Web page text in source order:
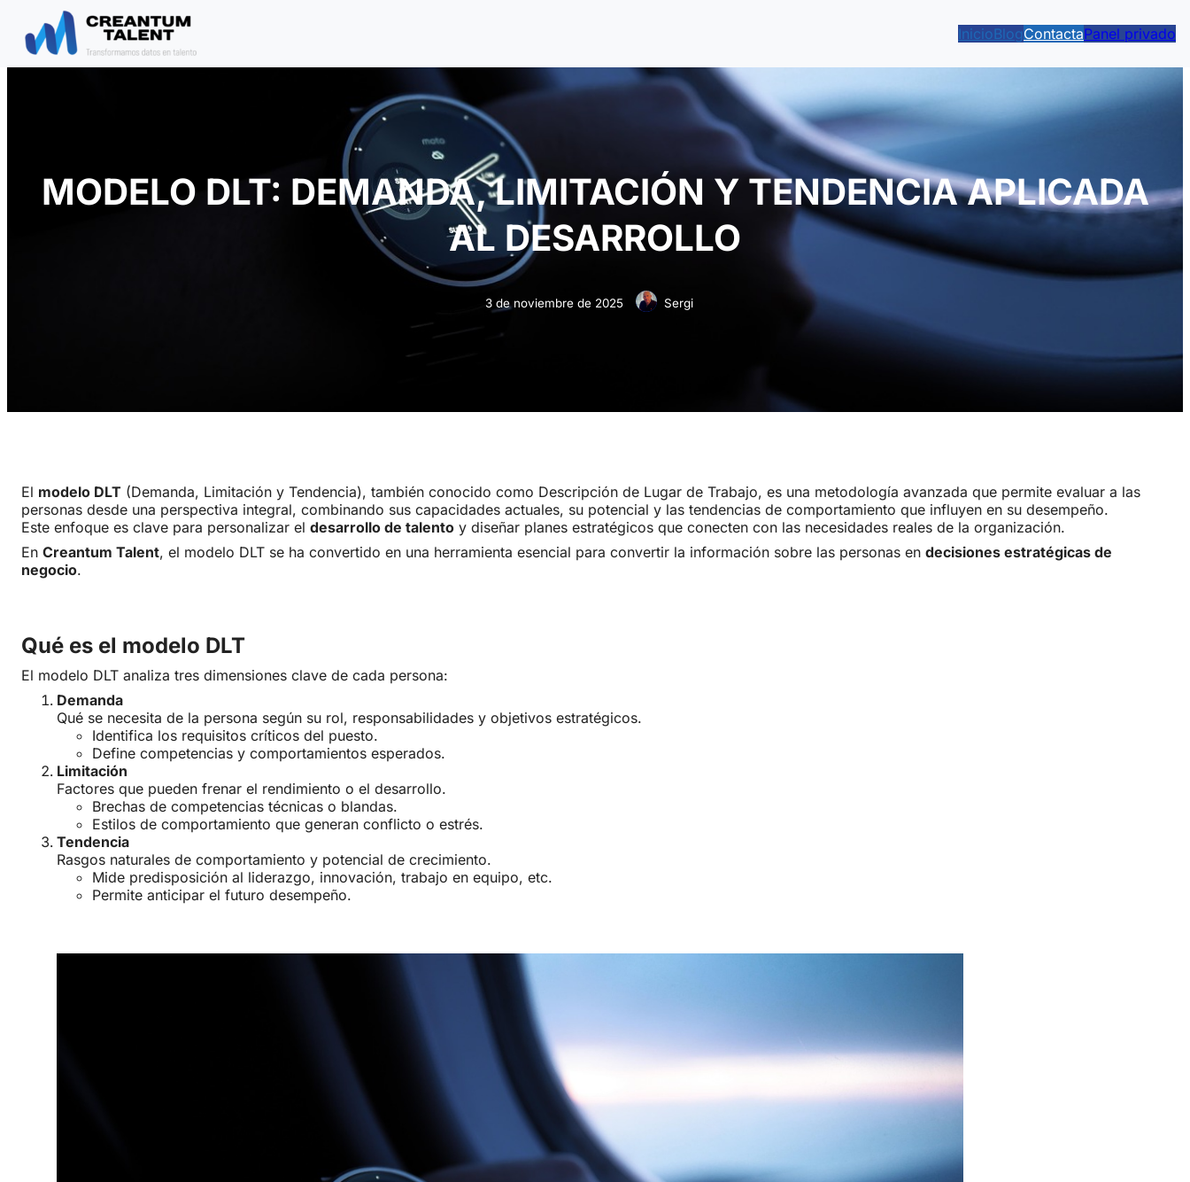
contenido
InicioBlogContactaPanel privado
MODELO DLT: DEMANDA, LIMITACIÓN Y TENDENCIA APLICADA
AL DESARROLLO
3 de noviembre de 2025 Sergi
El modelo DLT (Demanda, Limitación y Tendencia), también conocido como Descripción de Lugar de Trabajo, es una metodología avanzada que permite evaluar a las
personas desde una perspectiva integral, combinando sus capacidades actuales, su potencial y las tendencias de comportamiento que influyen en su desempeño.
Este enfoque es clave para personalizar el desarrollo de talento y diseñar planes estratégicos que conecten con las necesidades reales de la organización.
En Creantum Talent, el modelo DLT se ha convertido en una herramienta esencial para convertir la información sobre las personas en decisiones estratégicas de
negocio.
Qué es el modelo DLT
El modelo DLT analiza tres dimensiones clave de cada persona:
Demanda
Qué se necesita de la persona según su rol, responsabilidades y objetivos estratégicos.
Identifica los requisitos críticos del puesto.
Define competencias y comportamientos esperados.
Limitación
Factores que pueden frenar el rendimiento o el desarrollo.
Brechas de competencias técnicas o blandas.
Estilos de comportamiento que generan conflicto o estrés.
Tendencia
Rasgos naturales de comportamiento y potencial de crecimiento.
Mide predisposición al liderazgo, innovación, trabajo en equipo, etc.
Permite anticipar el futuro desempeño.